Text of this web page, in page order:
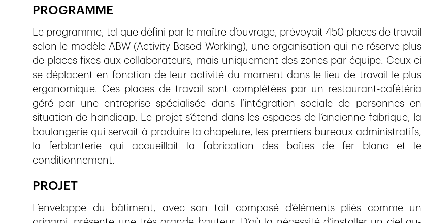
PROGRAMME
Le programme, tel que défini par le maître d’ouvrage, prévoyait 450 places de travail
selon le modèle ABW (Activity Based Working), une organisation qui ne réserve plus
de places fixes aux collaborateurs, mais uniquement des zones par équipe. Ceux-ci
se déplacent en fonction de leur activité du moment dans le lieu de travail le plus
ergonomique. Ces places de travail sont complétées par un restaurant-cafétéria
géré par une entreprise spécialisée dans l’intégration sociale de personnes en
situation de handicap. Le projet s’étend dans les espaces de l’ancienne fabrique, la
boulangerie qui servait à produire la chapelure, les premiers bureaux administratifs,
la ferblanterie qui accueillait la fabrication des boîtes de fer blanc et le
conditionnement.
PROJET
L’enveloppe du bâtiment, avec son toit composé d’éléments pliés comme un